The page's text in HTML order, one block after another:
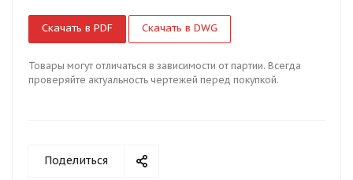
Скачать в PDF Скачать в DWG
Товары могут отличаться в зависимости от партии. Всегда
проверяйте актуальность чертежей перед покупкой.
Поделиться